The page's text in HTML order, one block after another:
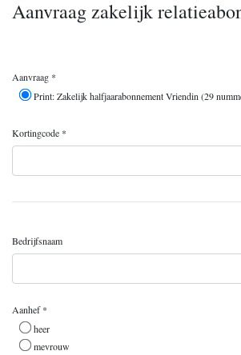
Aanvraag zakelijk
Aanvraag *
Print: Zakelijk halfjaarabonnement Vriendin (29
Kortingcode *
Bedrijfsnaam
Aanhef *
heer
mevrouw